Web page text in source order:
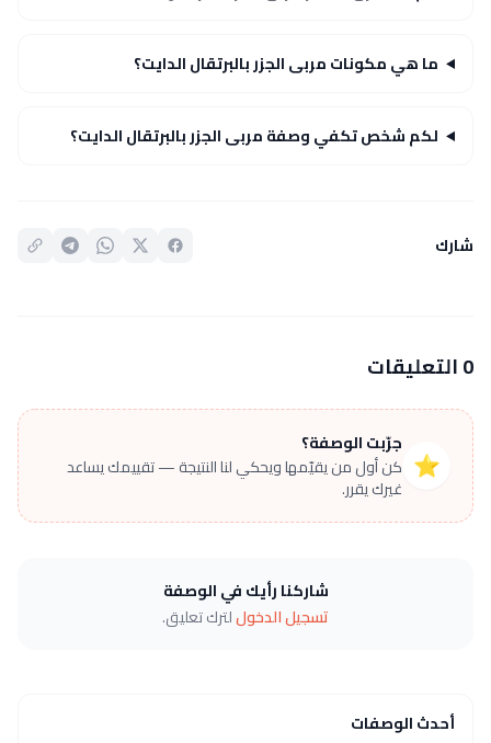
ما هي مكونات مربى الجزر بالبرتقال الدايت؟
لكم شخص تكفي وصفة مربى الجزر بالبرتقال الدايت؟
شارك
0 التعليقات
⭐
جرّبت الوصفة؟
كن أول من يقيّمها ويحكي لنا النتيجة — تقييمك يساعد
غيرك يقرر.
شاركنا رأيك في الوصفة
تسجيل الدخوللترك تعليق.
أحدث الوصفات